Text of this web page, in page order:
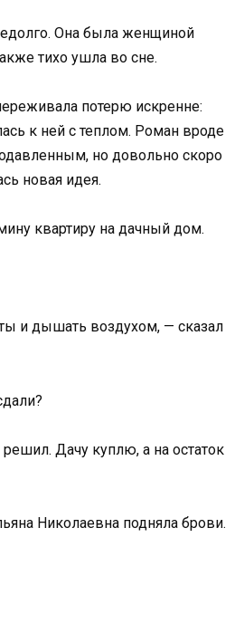
Она была женщиной
тихо ушла во сне.
потерю искренне:
к ней с теплом. Роман вроде
но довольно скоро
новая идея.
квартиру на дачный дом.
и дышать воздухом, — сказал
Дачу куплю, а на остаток
Николаевна подняла брови.